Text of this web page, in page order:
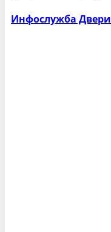
Инфослужба Двери